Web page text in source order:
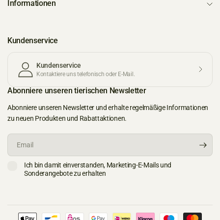
Informationen
Kundenservice
Kundenservice
Kontaktiere uns telefonisch oder E-Mail.
Abonniere unseren tierischen Newsletter
Abonniere unseren Newsletter und erhalte regelmäßige Informationen
zu neuen Produkten und Rabattaktionen.
Email
Ich bin damit einverstanden, Marketing-E-Mails und
Sonderangebote zu erhalten